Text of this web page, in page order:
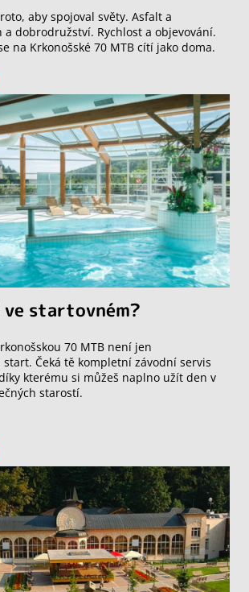
aby spojoval světy. Asfalt a
a dobrodružství. Rychlost a objevování.
na Krkonošské 70 MTB cítí jako doma.
ve startovném?
70 MTB není jen
Čeká tě kompletní závodní servis
kterému si můžeš naplno užít den v
starostí.